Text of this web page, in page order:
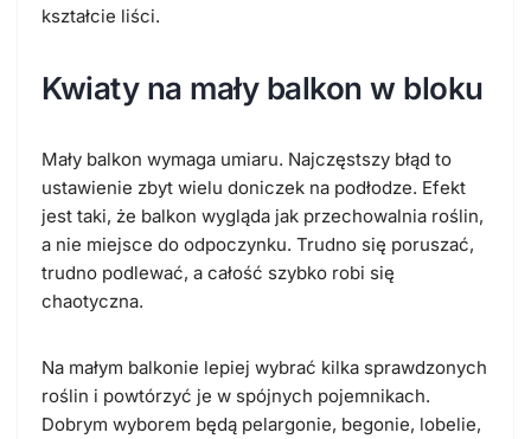
kształcie liści.
Kwiaty na mały balkon w bloku
Mały balkon wymaga umiaru. Najczęstszy błąd to
ustawienie zbyt wielu doniczek na podłodze. Efekt
jest taki, że balkon wygląda jak przechowalnia roślin,
a nie miejsce do odpoczynku. Trudno się poruszać,
trudno podlewać, a całość szybko robi się
chaotyczna.
Na małym balkonie lepiej wybrać kilka sprawdzonych
roślin i powtórzyć je w spójnych pojemnikach.
Dobrym wyborem będą pelargonie, begonie, lobelie,